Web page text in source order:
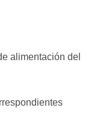
alimentación del